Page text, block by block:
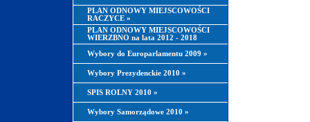
PLAN ODNOWY MIEJSCOWOŚCI
RACZYCE »
PLAN ODNOWY MIEJSCOWOŚCI
WIERZBNO na lata 2012 - 2018
Wybory do Europarlamentu 2009 »
Wybory Prezydenckie 2010 »
SPIS ROLNY 2010 »
Wybory Samorządowe 2010 »